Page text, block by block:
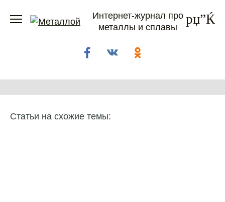
Интернет-журнал про
металлы и сплавы
Статьи на схожие темы: